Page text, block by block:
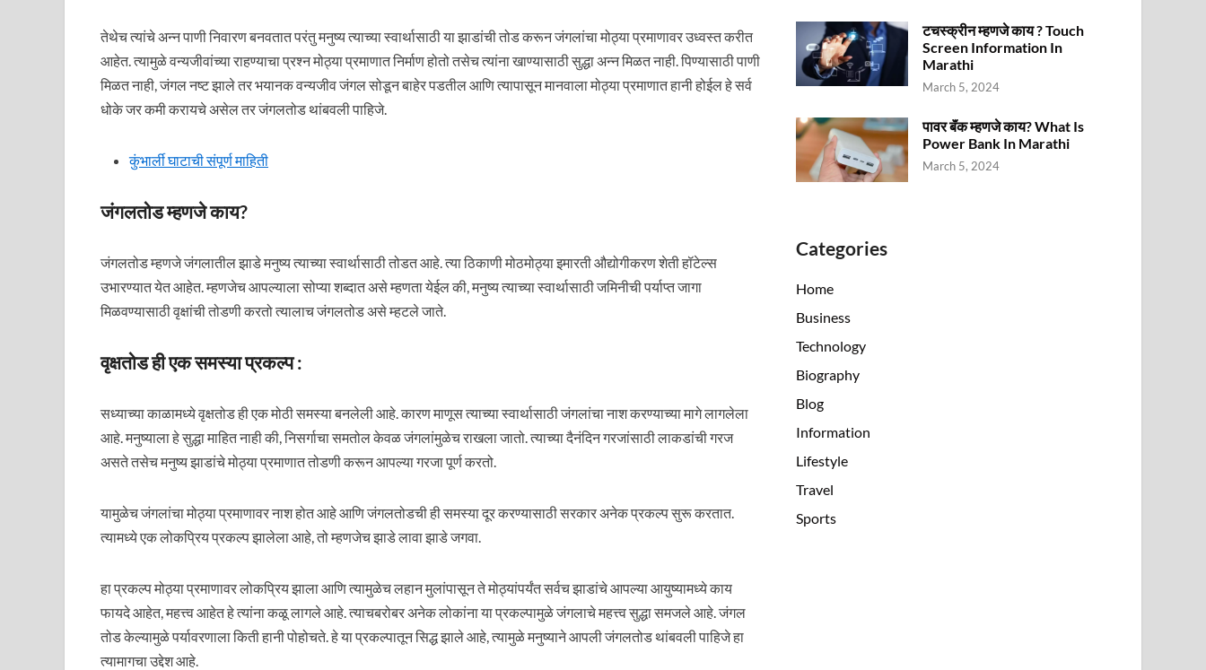
तेथेच त्यांचे अन्न पाणी निवारण बनवतात परंतु मनुष्य त्याच्या स्वार्थासाठी या झाडांची तोड करून जंगलांचा मोठ्या प्रमाणावर उध्वस्त करीत
आहेत. त्यामुळे वन्यजीवांच्या राहण्याचा प्रश्न मोठ्या प्रमाणात निर्माण होतो तसेच त्यांना खाण्यासाठी सुद्धा अन्न मिळत नाही. पिण्यासाठी पाणी
मिळत नाही, जंगल नष्ट झाले तर भयानक वन्यजीव जंगल सोडून बाहेर पडतील आणि त्यापासून मानवाला मोठ्या प्रमाणात हानी होईल हे सर्व
धोके जर कमी करायचे असेल तर जंगलतोड थांबवली पाहिजे.
कुंभार्ली घाटाची संपूर्ण माहिती
जंगलतोड म्हणजे काय?
जंगलतोड म्हणजे जंगलातील झाडे मनुष्य त्याच्या स्वार्थासाठी तोडत आहे. त्या ठिकाणी मोठमोठ्या इमारती औद्योगीकरण शेती हॉटेल्स
उभारण्यात येत आहेत. म्हणजेच आपल्याला सोप्या शब्दात असे म्हणता येईल की, मनुष्य त्याच्या स्वार्थासाठी जमिनीची पर्याप्त जागा
मिळवण्यासाठी वृक्षांची तोडणी करतो त्यालाच जंगलतोड असे म्हटले जाते.
वृक्षतोड ही एक समस्या प्रकल्प :
सध्याच्या काळामध्ये वृक्षतोड ही एक मोठी समस्या बनलेली आहे. कारण माणूस त्याच्या स्वार्थासाठी जंगलांचा नाश करण्याच्या मागे लागलेला
आहे. मनुष्याला हे सुद्धा माहित नाही की, निसर्गाचा समतोल केवळ जंगलांमुळेच राखला जातो. त्याच्या दैनंदिन गरजांसाठी लाकडांची गरज
असते तसेच मनुष्य झाडांचे मोठ्या प्रमाणात तोडणी करून आपल्या गरजा पूर्ण करतो.
यामुळेच जंगलांचा मोठ्या प्रमाणावर नाश होत आहे आणि जंगलतोडची ही समस्या दूर करण्यासाठी सरकार अनेक प्रकल्प सुरू करतात.
त्यामध्ये एक लोकप्रिय प्रकल्प झालेला आहे, तो म्हणजेच झाडे लावा झाडे जगवा.
हा प्रकल्प मोठ्या प्रमाणावर लोकप्रिय झाला आणि त्यामुळेच लहान मुलांपासून ते मोठ्यांपर्यंत सर्वच झाडांचे आपल्या आयुष्यामध्ये काय
फायदे आहेत, महत्त्व आहेत हे त्यांना कळू लागले आहे. त्याचबरोबर अनेक लोकांना या प्रकल्पामुळे जंगलाचे महत्त्व सुद्धा समजले आहे. जंगल
तोड केल्यामुळे पर्यावरणाला किती हानी पोहोचते. हे या प्रकल्पातून सिद्ध झाले आहे, त्यामुळे मनुष्याने आपली जंगलतोड थांबवली पाहिजे हा
त्यामागचा उद्देश आहे.
टचस्क्रीन म्हणजे काय ? Touch
Screen Information In
Marathi
March 5, 2024
पावर बॅंक म्हणजे काय? What Is
Power Bank In Marathi
March 5, 2024
Categories
Home
Business
Technology
Biography
Blog
Information
Lifestyle
Travel
Sports